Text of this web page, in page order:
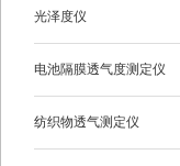
光泽度仪
电池隔膜透气度测定仪
纺织物透气测定仪